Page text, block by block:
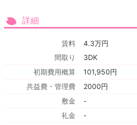
詳細
賃料
4.3万円
間取り
3DK
初期費用概算
101,950円
共益費・管理費
2000円
敷金
-
礼金
-